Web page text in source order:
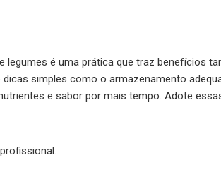
legumes é uma prática que traz benefícios
simples como o armazenamento
e sabor por mais tempo. Adote